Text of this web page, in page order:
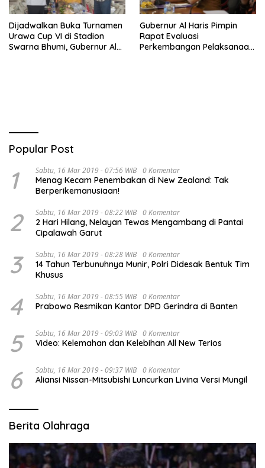
Dijadwalkan Buka Turnamen
Urawa Cup VI di Stadion
Swarna Bhumi, Gubernur Al
Gubernur Al Haris Pimpin
Rapat Evaluasi
Perkembangan Pelaksanaan
Popular Post
1 Sabtu, 16 Mar 2019 - 07:56 WIB 0 Komentar
Menag Kecam Penembakan di New Zealand: Tak
Berperikemanusiaan!
2 Sabtu, 16 Mar 2019 - 08:22 WIB 0 Komentar
2 Hari Hilang, Nelayan Tewas Mengambang di Pantai
Cipalawah Garut
3 Sabtu, 16 Mar 2019 - 08:28 WIB 0 Komentar
14 Tahun Terbunuhnya Munir, Polri Didesak Bentuk Tim
Khusus
4 Sabtu, 16 Mar 2019 - 08:55 WIB 0 Komentar
Prabowo Resmikan Kantor DPD Gerindra di Banten
5 Sabtu, 16 Mar 2019 - 09:03 WIB 0 Komentar
Video: Kelemahan dan Kelebihan All New Terios
6 Sabtu, 16 Mar 2019 - 09:37 WIB 0 Komentar
Aliansi Nissan-Mitsubishi Luncurkan Livina Versi Mungil
Berita Olahraga